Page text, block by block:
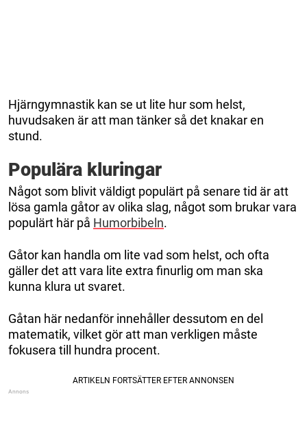
Hjärngymnastik kan se ut lite hur som helst,
huvudsaken är att man tänker så det knakar en
stund.
Populära kluringar
Något som blivit väldigt populärt på senare tid är att
lösa gamla gåtor av olika slag, något som brukar vara
populärt här på Humorbibeln.
Gåtor kan handla om lite vad som helst, och ofta
gäller det att vara lite extra finurlig om man ska
kunna klura ut svaret.
Gåtan här nedanför innehåller dessutom en del
matematik, vilket gör att man verkligen måste
fokusera till hundra procent.